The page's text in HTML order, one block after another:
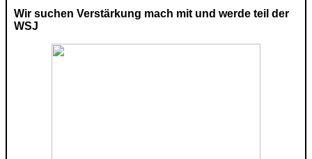
Wir suchen Verstärkung mach mit und werde teil der
WSJ